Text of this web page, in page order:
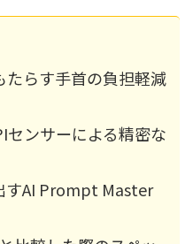
たらす手首の負担軽減
センサーによる精密な
すAI Prompt Master